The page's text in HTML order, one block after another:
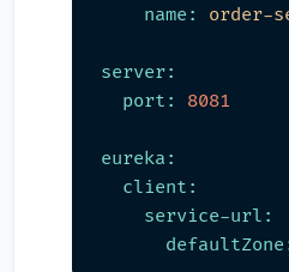
name:
order-
server:
port:
8081
eureka:
client:
service-url: